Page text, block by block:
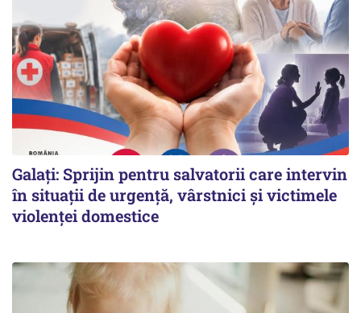
Galați: Sprijin pentru salvatorii care intervin
în situații de urgență, vârstnici și victimele
violenței domestice